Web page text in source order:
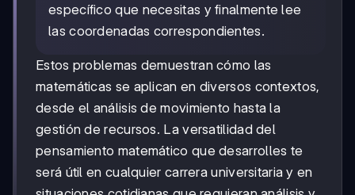
específico que necesitas y finalmente lee
las coordenadas correspondientes.
Estos problemas demuestran cómo las
matemáticas se aplican en diversos contextos,
desde el análisis de movimiento hasta la
gestión de recursos. La versatilidad del
pensamiento matemático que desarrolles te
será útil en cualquier carrera universitaria y en